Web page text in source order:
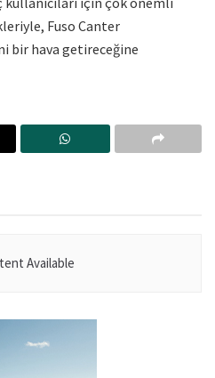
Fuso Canter
bir hava getireceğine
Available